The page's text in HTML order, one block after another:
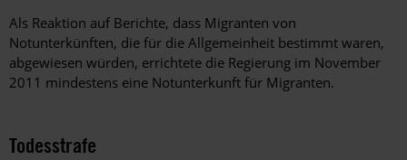
Als Reaktion auf Berichte, dass Migranten von
Notunterkünften, die für die Allgemeinheit bestimmt waren,
abgewiesen würden, errichtete die Regierung im November
2011 mindestens eine Notunterkunft für Migranten.
Todesstrafe